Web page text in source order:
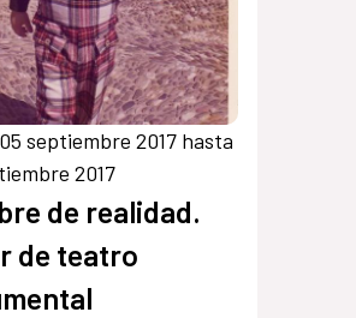
septiembre 2017 hasta
2017
de realidad.
de teatro